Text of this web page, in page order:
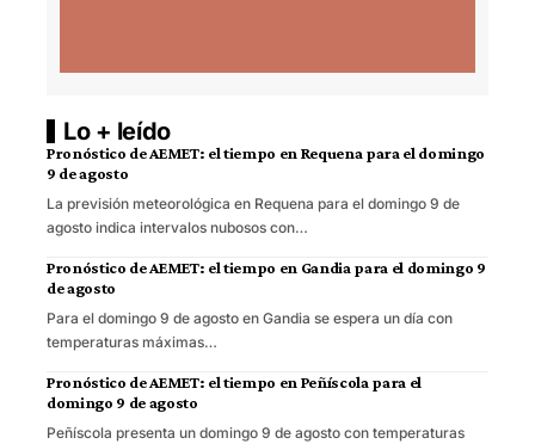
Lo + leído
Pronóstico de AEMET: el tiempo en Requena para el domingo
9 de agosto
La previsión meteorológica en Requena para el domingo 9 de
agosto indica intervalos nubosos con…
Pronóstico de AEMET: el tiempo en Gandia para el domingo 9
de agosto
Para el domingo 9 de agosto en Gandia se espera un día con
temperaturas máximas…
Pronóstico de AEMET: el tiempo en Peñíscola para el
domingo 9 de agosto
Peñíscola presenta un domingo 9 de agosto con temperaturas